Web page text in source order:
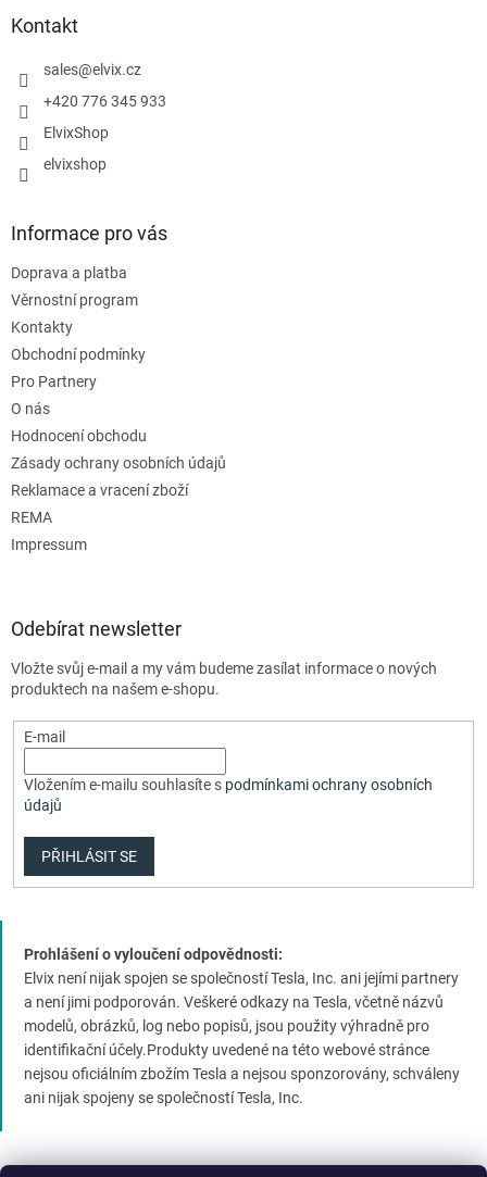
Kontakt
sales@elvix.cz
+420 776 345 933
ElvixShop
elvixshop
Informace pro vás
Doprava a platba
Věrnostní program
Kontakty
Obchodní podmínky
Pro Partnery
O nás
Hodnocení obchodu
Zásady ochrany osobních údajů
Reklamace a vracení zboží
REMA
Impressum
Odebírat newsletter
Vložte svůj e-mail a my vám budeme zasílat informace o nových
produktech na našem e-shopu.
E-mail
Vložením e-mailu souhlasíte s podmínkami ochrany osobních
údajů
PŘIHLÁSIT SE
Prohlášení o vyloučení odpovědnosti:
Elvix není nijak spojen se společností Tesla, Inc. ani jejími partnery
a není jimi podporován. Veškeré odkazy na Tesla, včetně názvů
modelů, obrázků, log nebo popisů, jsou použity výhradně pro
identifikační účely.Produkty uvedené na této webové stránce
nejsou oficiálním zbožím Tesla a nejsou sponzorovány, schváleny
ani nijak spojeny se společností Tesla, Inc.